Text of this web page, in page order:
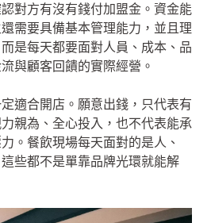
對方有沒有錢付加盟金。資金能
需要具備基本管理能力，並且理
是每天都要面對人員、成本、品
與顧客回饋的實際經營。
適合開店。願意出錢，只代表有
親為、全心投入，也不代表能承
。餐飲現場每天面對的是人、
些都不是單靠品牌光環就能解